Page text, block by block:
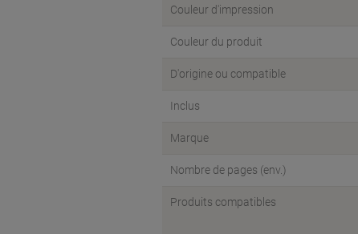
Couleur d'impression
Couleur du produit
D'origine ou compatible
Inclus
Marque
Nombre de pages (env.)
Produits compatibles